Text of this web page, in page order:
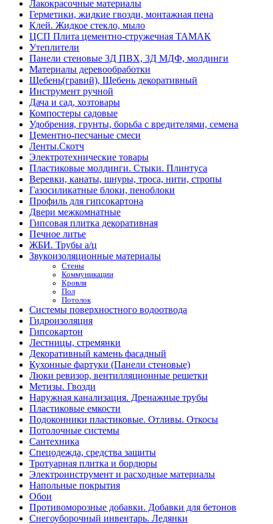
Лакокрасочные материалы
Герметики, жидкие гвозди, монтажная пена
Клей. Жидкое стекло, мыло
ЦСП Плита цементно-стружечная ТАМАК
Утеплители
Панели стеновые 3Д ПВХ, 3Д МДФ, молдинги
Материалы деревообработки
Щебень(гравий), Щебень декоративный
Инструмент ручной
Дача и сад, хозтовары
Компостеры садовые
Удобрения, грунты, борьба с вредителями, семена
Цементно-песчаные смеси
Ленты.Скотч
Электротехнические товары
Пластиковые молдинги. Стыки. Плинтуса
Веревки, канаты, шнуры, троса, нити, стропы
Газосиликатные блоки, пеноблоки
Профиль для гипсокартона
Двери межкомнатные
Гипсовая плитка декоративная
Печное литье
ЖБИ. Трубы а/ц
Звукоизоляционные материалы
Стены
Коммуникации
Кровля
Пол
Потолок
Системы поверхностного водоотвода
Гидроизоляция
Гипсокартон
Лестницы, стремянки
Декоративный камень фасадный
Кухонные фартуки (Панели стеновые)
Люки ревизор, вентилляционные решетки
Метизы. Гвозди
Наружная канализация. Дренажные трубы
Пластиковые емкости
Подоконники пластиковые. Отливы. Откосы
Потолочные системы
Сантехника
Спецодежда, средства защиты
Тротуарная плитка и бордюры
Электроинструмент и расходные материалы
Напольные покрытия
Обои
Противоморозные добавки. Добавки для бетонов
Снегоуборочный инвентарь. Ледянки